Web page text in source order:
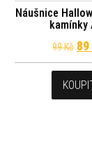
149 Kč.
cena je: 134 Kč.
Náušnice
kamínky
99Kč 89